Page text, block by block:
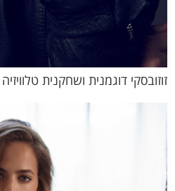
זוזובסקי דוגמנית ושחקנית טלוויזיה